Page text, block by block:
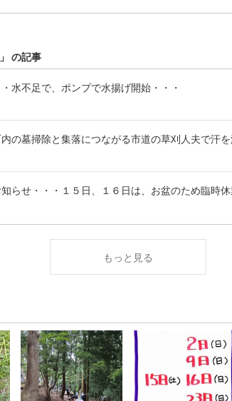
」 の記事
水不足で、ポンプで水揚げ開始・・・
の墓掃除と集落につながる市道の草刈人夫で汗を
らせ・・・１５日、１６日は、お盆のため臨時休
もっと見る